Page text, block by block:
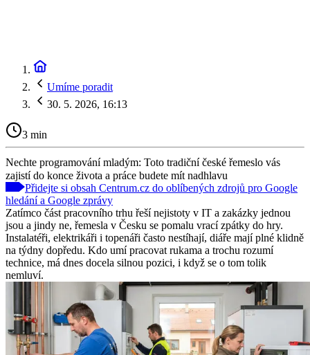
Umíme poradit
30. 5. 2026, 16:13
3 min
Nechte programování mladým: Toto tradiční české řemeslo vás
zajistí do konce života a práce budete mít nadhlavu
Přidejte si obsah Centrum.cz do oblíbených zdrojů pro Google
hledání a Google zprávy
Zatímco část pracovního trhu řeší nejistoty v IT a zakázky jednou
jsou a jindy ne, řemesla v Česku se pomalu vrací zpátky do hry.
Instalatéři, elektrikáři i topenáři často nestíhají, diáře mají plné klidně
na týdny dopředu. Kdo umí pracovat rukama a trochu rozumí
technice, má dnes docela silnou pozici, i když se o tom tolik
nemluví.